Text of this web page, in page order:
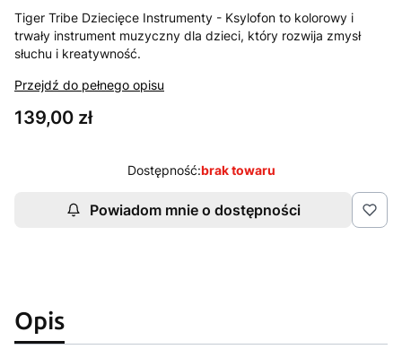
Tiger Tribe Dziecięce Instrumenty - Ksylofon to kolorowy i
trwały instrument muzyczny dla dzieci, który rozwija zmysł
słuchu i kreatywność.
Przejdź do pełnego opisu
Cena
139,00 zł
Dostępność:brak towaru
Powiadom mnie o dostępności
Opis